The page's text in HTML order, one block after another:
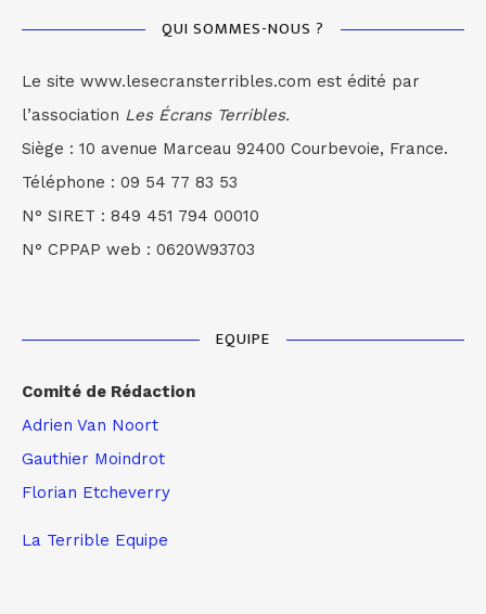
QUI SOMMES-NOUS ?
Le site www.lesecransterribles.com est édité par
l’association Les Écrans Terribles.
Siège : 10 avenue Marceau 92400 Courbevoie, France.
Téléphone : 09 54 77 83 53
N° SIRET : 849 451 794 00010
N° CPPAP web : 0620W93703
EQUIPE
Comité de Rédaction
Adrien Van Noort
Gauthier Moindrot
Florian Etcheverry
La Terrible Equipe